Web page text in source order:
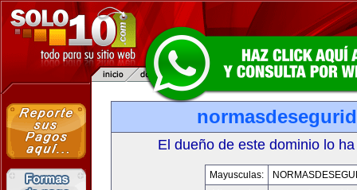
El dueño de este dominio lo
Mayusculas: